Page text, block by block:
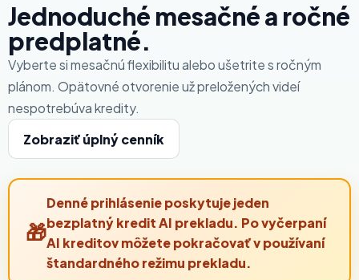
Jednoduché mesačné a ročné
predplatné.
Vyberte si mesačnú flexibilitu alebo ušetrite s ročným
plánom. Opätovné otvorenie už preložených videí
nespotrebúva kredity.
Zobraziť úplný cenník
Denné prihlásenie poskytuje jeden
bezplatný kredit AI prekladu. Po vyčerpaní
AI kreditov môžete pokračovať v používaní
štandardného režimu prekladu.